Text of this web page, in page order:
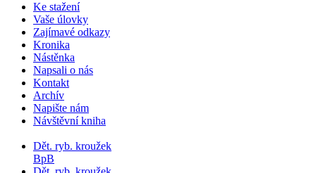
Ke stažení
Vaše úlovky
Zajímavé odkazy
Kronika
Nástěnka
Napsali o nás
Kontakt
Archív
Napište nám
Návštěvní kniha
Dět. ryb. kroužek
BpB